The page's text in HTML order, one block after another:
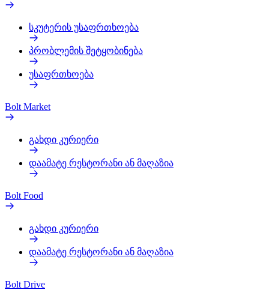
სკუტერის უსაფრთხოება
პრობლემის შეტყობინება
უსაფრთხოება
Bolt Market
გახდი კურიერი
დაამატე რესტორანი ან მაღაზია
Bolt Food
გახდი კურიერი
დაამატე რესტორანი ან მაღაზია
Bolt Drive